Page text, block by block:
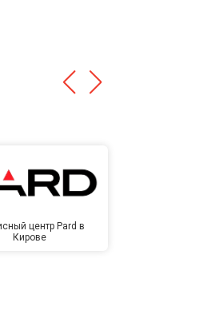
центр Pard в
Кирове